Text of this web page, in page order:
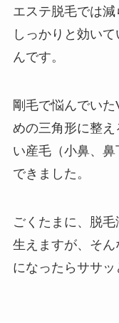
エステ脱毛では減
しっかりと効い
んです。
剛毛で悩んでい
めの三角形に整
い産毛（小鼻、
できました。
ごくたまに、脱
生えますが、そ
になったらササッ